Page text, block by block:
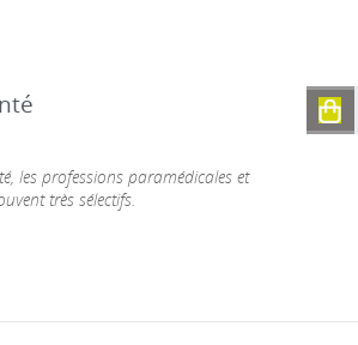
les professions paramédicales et
très sélectifs.